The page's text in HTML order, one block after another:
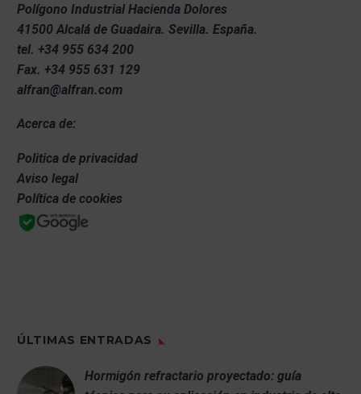
Alfranjet® resisten la abrasión, el
choque térmico y los ataques
químicos, prolongando la vida útil
del revestimiento y reduciendo los
costos de mantenimiento.
Polígono Industrial Hacienda Dolores
41500 Alcalá de Guadaira. Sevilla. España.
tel. +34 955 634 200
Fax. +34 955 631 129
alfran@alfran.com
Acerca de:
Politica de privacidad
Aviso legal
Política de cookies
ÚLTIMAS ENTRADAS
Hormigón refractario proyectado: guía